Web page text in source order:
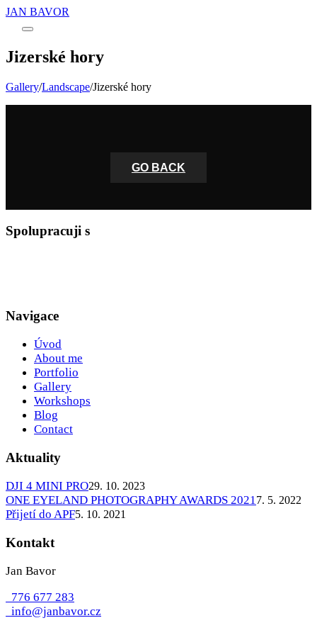
JAN BAVOR
Main
Jizerské hory
Gallery/Landscape/Jizerské hory
GO BACK
Spolupracuji s
Navigace
Úvod
About me
Portfolio
Gallery
Workshops
Blog
Contact
Aktuality
DJI 4 MINI PRO29. 10. 2023
ONE EYELAND PHOTOGRAPHY AWARDS 20217. 5. 2022
Přijetí do APF5. 10. 2021
Kontakt
Jan Bavor
776 677 283
info@janbavor.cz